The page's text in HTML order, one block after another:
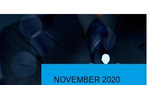
NOVEMBER 2020